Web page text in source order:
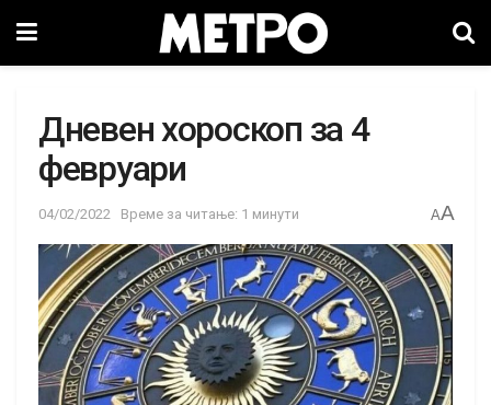
Дневен хороскоп за 4
февруари
04/02/2022 Време за читање: 1 минути AA